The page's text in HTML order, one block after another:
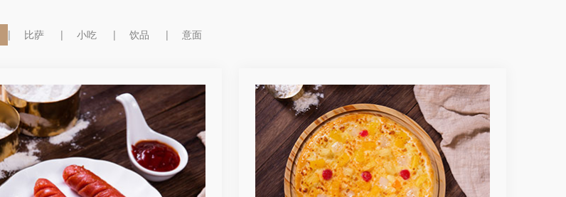
比萨 小吃 饮品 意面